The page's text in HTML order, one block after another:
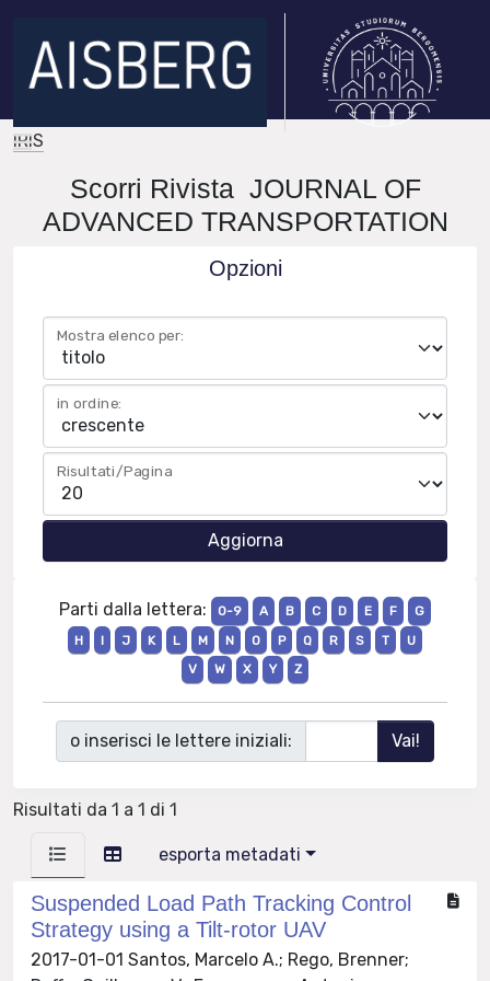
IRIS
Scorri Rivista JOURNAL OF
ADVANCED TRANSPORTATION
Opzioni
Mostra elenco per:
in ordine:
Risultati/Pagina
Parti dalla lettera: 0-9 A B C D E F
G
H
I J K L M N O P Q R S T
U
V
W X Y Z
o inserisci le lettere iniziali:
Risultati da 1 a 1 di 1
esporta metadati
Suspended Load Path Tracking Control
Strategy using a Tilt-rotor UAV
2017-01-01 Santos, Marcelo A.; Rego, Brenner;